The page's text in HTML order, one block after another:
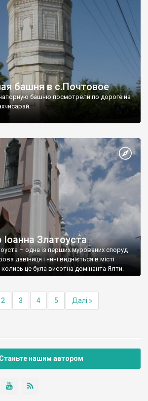
башня в с.Почтовое
башню посмотрели по дороге из
Златоуста
– одна із перших мурованих споруд
дзвіниця і нині видніється в місті
це була висотна домінанта Ялти.
2 3 4 5 Далі »
Станьте нашим автором